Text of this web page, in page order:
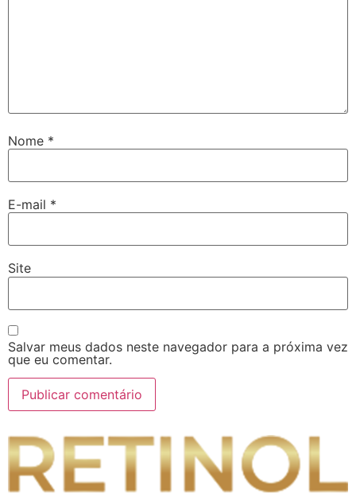
Nome *
E-mail *
Site
Salvar meus dados neste navegador para a próxima vez
que eu comentar.